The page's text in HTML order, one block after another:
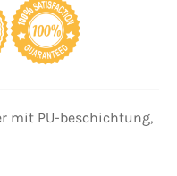
mit PU-beschichtung,